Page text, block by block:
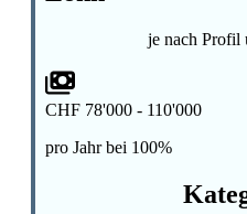
je nach Profil
CHF 78'000 - 110'000
pro Jahr bei 100%